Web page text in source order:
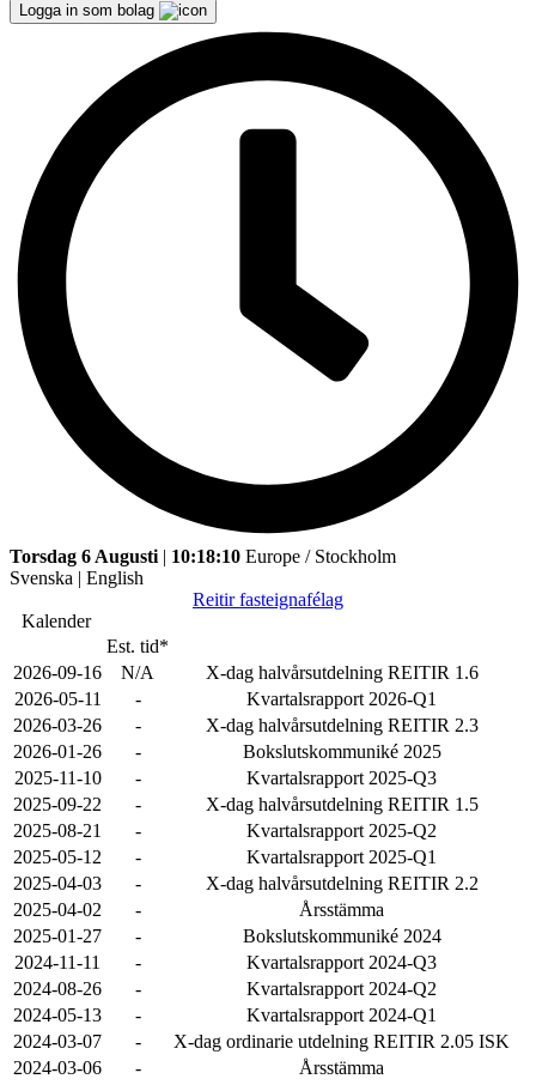
Logga in som bolag
Torsdag 6 Augusti | 10:18:10 Europe / Stockholm
Svenska | English
Reitir fasteignafélag
Kalender
Est. tid*
2026-09-16
N/A
X-dag halvårsutdelning REITIR 1.6
2026-05-11
-
Kvartalsrapport 2026-Q1
2026-03-26
-
X-dag halvårsutdelning REITIR 2.3
2026-01-26
-
Bokslutskommuniké 2025
2025-11-10
-
Kvartalsrapport 2025-Q3
2025-09-22
-
X-dag halvårsutdelning REITIR 1.5
2025-08-21
-
Kvartalsrapport 2025-Q2
2025-05-12
-
Kvartalsrapport 2025-Q1
2025-04-03
-
X-dag halvårsutdelning REITIR 2.2
2025-04-02
-
Årsstämma
2025-01-27
-
Bokslutskommuniké 2024
2024-11-11
-
Kvartalsrapport 2024-Q3
2024-08-26
-
Kvartalsrapport 2024-Q2
2024-05-13
-
Kvartalsrapport 2024-Q1
2024-03-07
-
X-dag ordinarie utdelning REITIR 2.05 ISK
2024-03-06
-
Årsstämma